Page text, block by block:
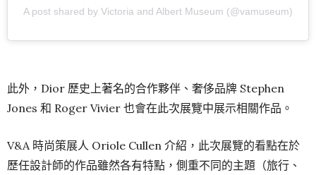
A post shared by Victoria and Albert Museum (@vamuseum)
此外，Dior 歷史上著名的合作夥伴、奢侈品牌 Stephen
Jones 和 Roger Vivier 也會在此次展覽中展示相關作品。
V&A 時尚策展人 Oriole Cullen 介紹，此次展覽的看點在於
歷任設計師的作品雖然各有特點，側重不同的主題（旅行、